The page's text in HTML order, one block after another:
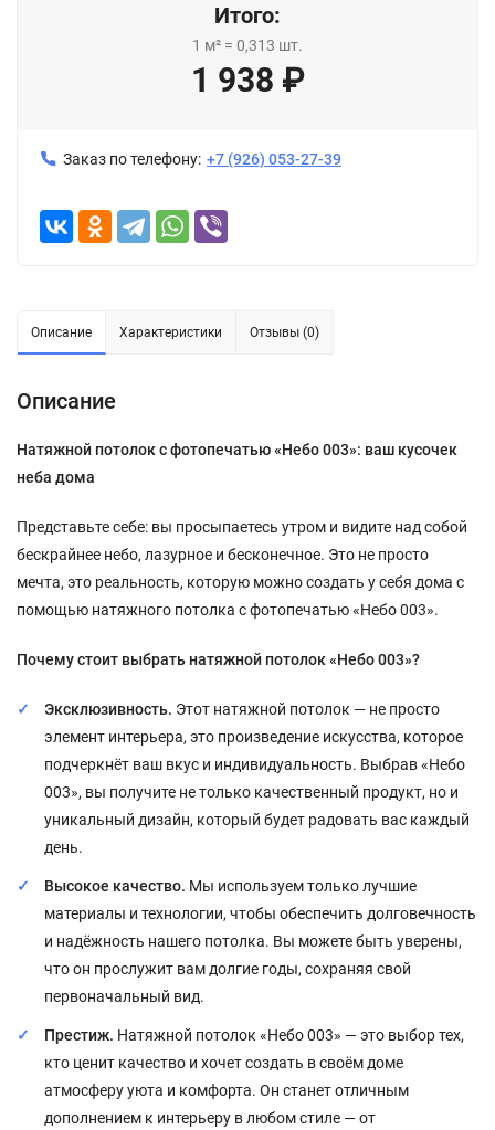
Итого:
1 м² = 0,313 шт.
1 938 ₽
Заказ по телефону: +7 (926) 053-27-39
Описание Характеристики Отзывы (0)
Описание
Натяжной потолок с фотопечатью «Небо 003»: ваш кусочек
неба дома
Представьте себе: вы просыпаетесь утром и видите над собой
бескрайнее небо, лазурное и бесконечное. Это не просто
мечта, это реальность, которую можно создать у себя дома с
помощью натяжного потолка с фотопечатью «Небо 003».
Почему стоит выбрать натяжной потолок «Небо 003»?
Эксклюзивность. Этот натяжной потолок — не просто
элемент интерьера, это произведение искусства, которое
подчеркнёт ваш вкус и индивидуальность. Выбрав «Небо
003», вы получите не только качественный продукт, но и
уникальный дизайн, который будет радовать вас каждый
день.
Высокое качество. Мы используем только лучшие
материалы и технологии, чтобы обеспечить долговечность
и надёжность нашего потолка. Вы можете быть уверены,
что он прослужит вам долгие годы, сохраняя свой
первоначальный вид.
Престиж. Натяжной потолок «Небо 003» — это выбор тех,
кто ценит качество и хочет создать в своём доме
атмосферу уюта и комфорта. Он станет отличным
дополнением к интерьеру в любом стиле — от